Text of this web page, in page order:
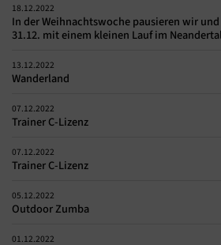
18.12.2022
In der Weihnachtswoche pausieren wir und
31.12. mit einem kleinen Lauf im
13.12.2022
Wanderland
07.12.2022
Trainer C-Lizenz
07.12.2022
Trainer C-Lizenz
05.12.2022
Outdoor Zumba
01.12.2022